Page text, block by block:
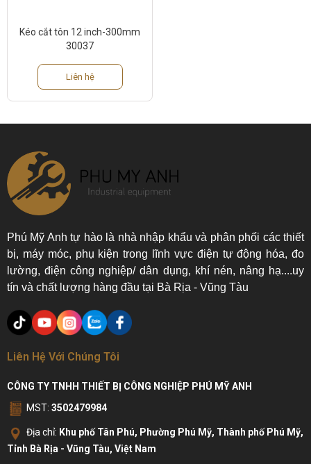
Kéo cắt tôn 12 inch-300mm
30037
Liên hệ
Phú Mỹ Anh tự hào là nhà nhập khẩu và phân phối các thiết
bị, máy móc, phụ kiện trong lĩnh vực điện tự động hóa, đo
lường, điện công nghiệp/ dân dụng, khí nén, nâng hạ....uy
tín và chất lượng hàng đầu tại Bà Rịa - Vũng Tàu
Liên Hệ Với Chúng Tôi
CÔNG TY TNHH THIẾT BỊ CÔNG NGHIỆP PHÚ MỸ ANH
MST: 3502479984
Địa chỉ: Khu phố Tân Phú, Phường Phú Mỹ, Thành phố Phú Mỹ,
Tỉnh Bà Rịa - Vũng Tàu, Việt Nam